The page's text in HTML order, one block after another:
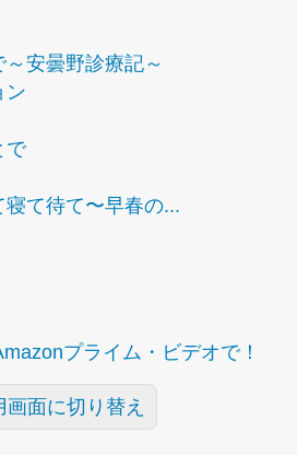
安曇野診療記～
ン
で
寝て待て〜早春の...
プライム・ビデオで！
画面に切り替え